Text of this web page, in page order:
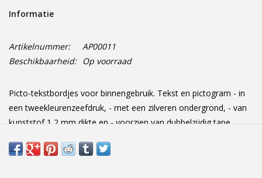
Informatie
Artikelnummer:
AP00011
Beschikbaarheid: Op voorraad
Picto-tekstbordjes voor binnengebruik. Tekst en pictogram - in
een tweekleurenzeefdruk, - met een zilveren ondergrond, - van
kunststof 1,2 mm dikte en - voorzien van dubbelzijdig tape